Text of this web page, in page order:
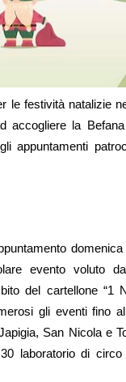
le festività natalizie
accogliere la
appuntamenti
evento voluto
del cartellone “1
gli eventi fino
San Nicola e
laboratorio di